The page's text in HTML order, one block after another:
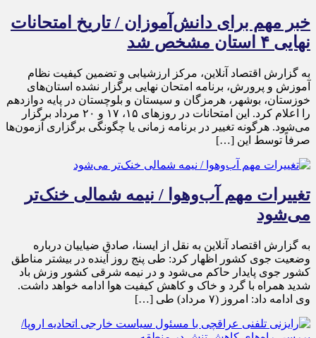
خبر مهم برای دانش‌آموزان / تاریخ امتحانات
نهایی ۴ استان مشخص شد
به گزارش اقتصاد آنلاین، مرکز ارزشیابی و تضمین کیفیت نظام
آموزش و پرورش، برنامه امتحان نهایی برگزار نشده استان‌های
خوزستان، بوشهر، هرمزگان و سیستان و بلوچستان در پایه دوازدهم
را اعلام کرد. این امتحانات در روز‌های ۱۵، ۱۷ و ۲۰ مرداد برگزار
می‌شود. هرگونه تغییر در برنامه زمانی یا چگونگی برگزاری آزمون‌ها
صرفاً توسط این […]
تغییرات مهم آب‌وهوا / نیمه شمالی خنک‌تر
می‌شود
به گزارش اقتصاد آنلاین به نقل از ایسنا، صادق ضیاییان درباره
وضعیت جوی کشور اظهار کرد: طی پنج روز آینده در بیشتر مناطق
کشور جوی پایدار حاکم می‌شود و در نیمه شرقی کشور وزش باد
شدید همراه با گرد و خاک و کاهش کیفیت هوا ادامه خواهد داشت.
وی ادامه داد: امروز (۷ مرداد) طی […]